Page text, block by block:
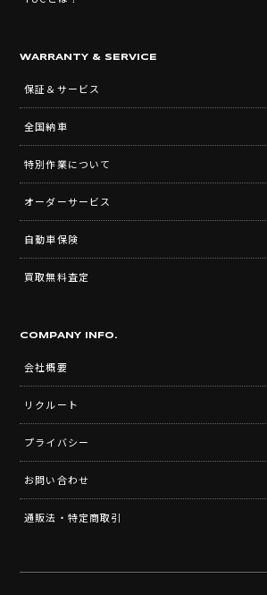
WARRANTY & SERVICE
保証＆サービス
全国納車
特別作業について
オーダーサービス
自動車保険
買取無料査定
COMPANY INFO.
会社概要
リクルート
プライバシー
お問い合わせ
通販法・特定商取引